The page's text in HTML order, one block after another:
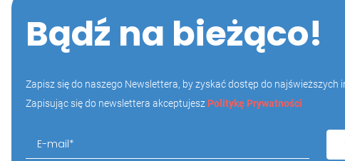
Bądź na bieżąco!
Zapisz się do naszego Newslettera, by zyskać dostęp do najświeższych
Zapisując się do newslettera akceptujesz Politykę Prywatności